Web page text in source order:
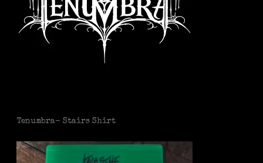
Tenumbra- Stairs Shirt